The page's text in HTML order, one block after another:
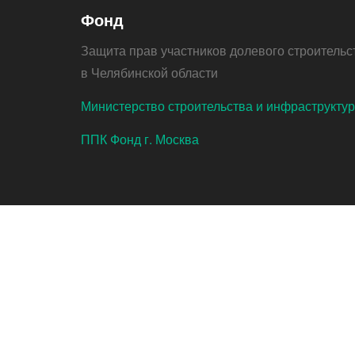
Фонд
Защита прав участников долевого
в Челябинской области
Министерство строительства и
ППК Фонд г. Москва